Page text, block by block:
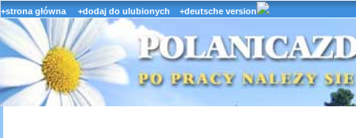
+strona główna +dodaj do ulubionych +deutsche version